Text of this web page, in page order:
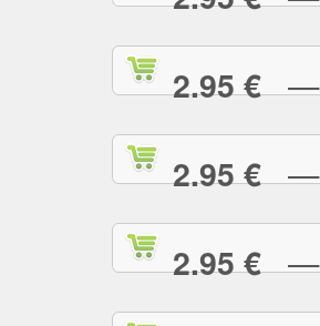
2.95 €—
2.95 €—
2.95 €—